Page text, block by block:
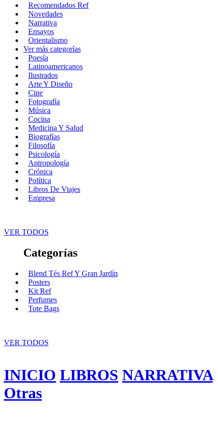
Recomendados Ref
Novedades
Narrativa
Ensayos
Orientalismo
Ver más categorías
Poesía
Latinoamericanos
Ilustrados
Arte Y Diseño
Cine
Fotografía
Música
Cocina
Medicina Y Salud
Biografías
Filosofía
Psicología
Antropología
Crónica
Política
Libros De Viajes
Empresa
VER TODOS
Categorías
Blend Tés Ref Y Gran Jardín
Posters
Kit Ref
Perfumes
Tote Bags
VER TODOS
INICIO LIBROS NARRATIVA
Otras